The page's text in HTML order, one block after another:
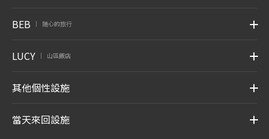
BEB 随心的旅行
LUCY 山區飯店
其他個性設施
當天來回設施